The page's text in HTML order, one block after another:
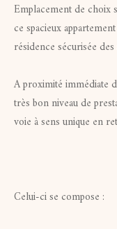
Emplacement de
ce spacieux
résidence sécurisée
A proximité immédiate
très bon niveau de
voie à sens unique en
Celui-ci se compose :